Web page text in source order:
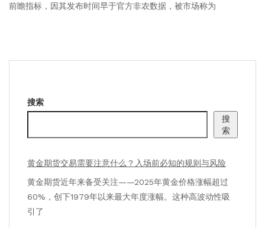
前瞻指标，因其发布时间早于官方非农数据，被市场称为
搜索
搜
索
黄金期货交易需要注意什么？入场前必知的规则与风险
黄金期货近年来备受关注——2025年黄金价格涨幅超过
60%，创下1979年以来最大年度涨幅。这种高波动性吸
引了